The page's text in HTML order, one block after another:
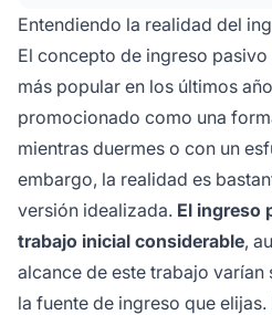
diaria.
Entendiendo la realidad del
El concepto de ingreso
más popular en los últimos
promocionado como una
mientras duermes o con un
embargo, la realidad es
versión idealizada. El ingreso
trabajo inicial considerable,
alcance de este trabajo
la fuente de ingreso que elijas.